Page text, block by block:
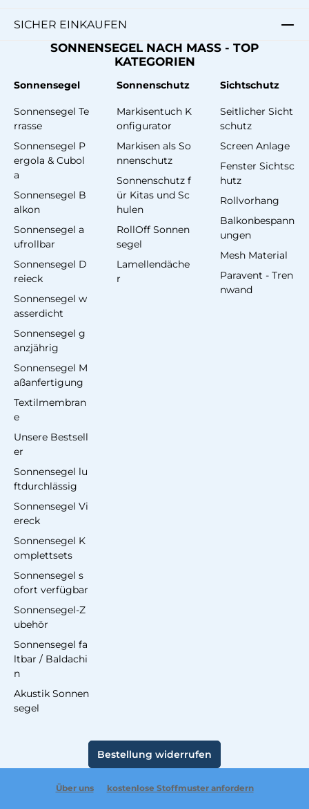
SICHER EINKAUFEN
SONNENSEGEL NACH MASS - TOP
KATEGORIEN
Sonnensegel
Sonnensegel Te
rrasse
Sonnensegel P
ergola & Cubol
a
Sonnensegel B
alkon
Sonnensegel a
ufrollbar
Sonnensegel D
reieck
Sonnensegel w
asserdicht
Sonnensegel g
anzjährig
Sonnensegel M
aßanfertigung
Textilmembran
e
Unsere Bestsell
er
Sonnensegel lu
ftdurchlässig
Sonnensegel Vi
ereck
Sonnensegel K
omplettsets
Sonnensegel s
ofort verfügbar
Sonnensegel-Z
ubehör
Sonnensegel fa
ltbar / Baldachi
n
Akustik Sonnen
segel
Sonnenschutz
Markisentuch K
onfigurator
Markisen als So
nnenschutz
Sonnenschutz f
ür Kitas und Sc
hulen
RollOff Sonnen
segel
Lamellendäche
r
Sichtschutz
Seitlicher Sicht
schutz
Screen Anlage
Fenster Sichtsc
hutz
Rollvorhang
Balkonbespann
ungen
Mesh Material
Paravent - Tren
nwand
Bestellung widerrufen
Über uns kostenlose Stoffmuster anfordern